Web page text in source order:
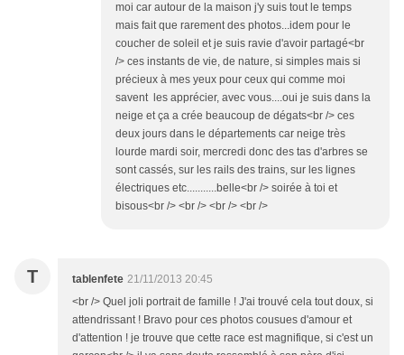
moi car autour de la maison j'y suis tout le temps
mais fait que rarement des photos...idem pour le
coucher de soleil et je suis ravie d'avoir partagé<br
/> ces instants de vie, de nature, si simples mais si
précieux à mes yeux pour ceux qui comme moi
savent les apprécier, avec vous....oui je suis dans la
neige et ça a crée beaucoup de dégats<br /> ces
deux jours dans le départements car neige très
lourde mardi soir, mercredi donc des tas d'arbres se
sont cassés, sur les rails des trains, sur les lignes
électriques etc...........belle<br /> soirée à toi et
bisous<br /> <br /> <br /> <br />
T tablenfete 21/11/2013 20:45
<br /> Quel joli portrait de famille ! J'ai trouvé cela tout doux, si
attendrissant ! Bravo pour ces photos cousues d'amour et
d'attention ! je trouve que cette race est magnifique, si c'est un